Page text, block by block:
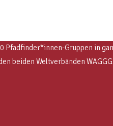
Pfadfinder*innen-Gruppen in
beiden Weltverbänden